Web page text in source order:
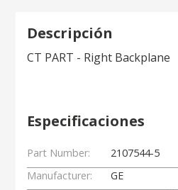
Descripción
CT PART - Right Backplane
Especificaciones
Part Number:
2107544-5
Manufacturer:
GE